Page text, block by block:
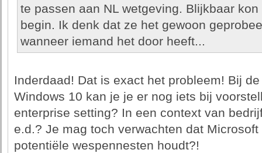
te passen aan NL wetgeving. Blijkbaar
begin. Ik denk dat ze het gewoon
wanneer iemand het door heeft...
Inderdaad! Dat is exact het probleem! Bij
Windows 10 kan je je er nog iets bij
enterprise setting? In een context van
e.d.? Je mag toch verwachten dat
potentiële wespennesten houdt?!